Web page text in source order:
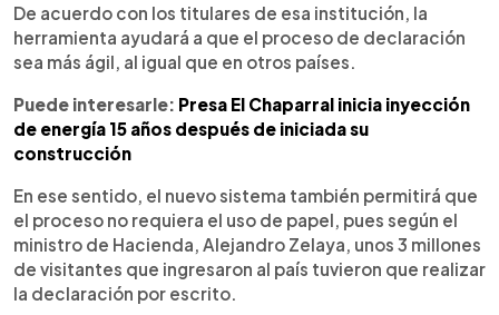
De acuerdo con los titulares de esa institución, la
herramienta ayudará a que el proceso de declaración
sea más ágil, al igual que en otros países.
Puede interesarle: Presa El Chaparral inicia inyección
de energía 15 años después de iniciada su
construcción
En ese sentido, el nuevo sistema también permitirá que
el proceso no requiera el uso de papel, pues según el
ministro de Hacienda, Alejandro Zelaya, unos 3 millones
de visitantes que ingresaron al país tuvieron que realizar
la declaración por escrito.